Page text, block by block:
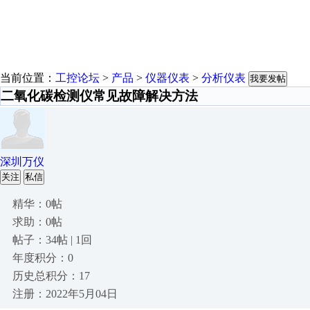
当前位置： 工控论坛 > 产品 > 仪器仪表 > 分析仪表 我要发帖
二氧化碳检测仪常见故障解决方法
深圳万仪
关注 私信
精华：0帖
求助：0帖
帖子：34帖 | 1回
年度积分：0
历史总积分：17
注册：2022年5月04日